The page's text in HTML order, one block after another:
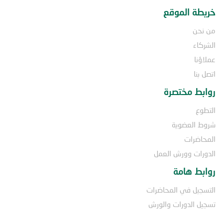
خريطة الموقع
من نحن
الشركاء
عملاؤنا
اتصل بنا
روابط مختصرة
التطوع
شروط العضوية
المحاضرات
الدورات وورش العمل
روابط هامة
التسجيل في المحاضرات
تسجيل الدورات والورش